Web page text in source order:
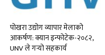
पोखरा उद्योग व्यापार मेलाको
आकर्षण: क्यान इन्फोटेक-२०८२,
UNV ले गर्‍यो सहकार्य